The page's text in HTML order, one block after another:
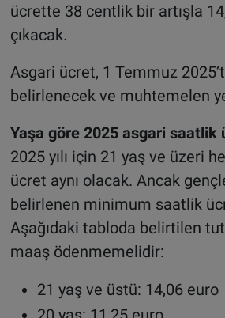
ücrette 38 centlik bir artışla
çıkacak.
Asgari ücret, 1 Temmuz
belirlenecek ve muhtemelen
Yaşa göre 2025 asgari saatlik
2025 yılı için 21 yaş ve üzeri
ücret aynı olacak. Ancak
belirlenen minimum saatlik
Aşağıdaki tabloda belirtilen
maaş ödenmemelidir:
21 yaş ve üstü: 14,06 euro